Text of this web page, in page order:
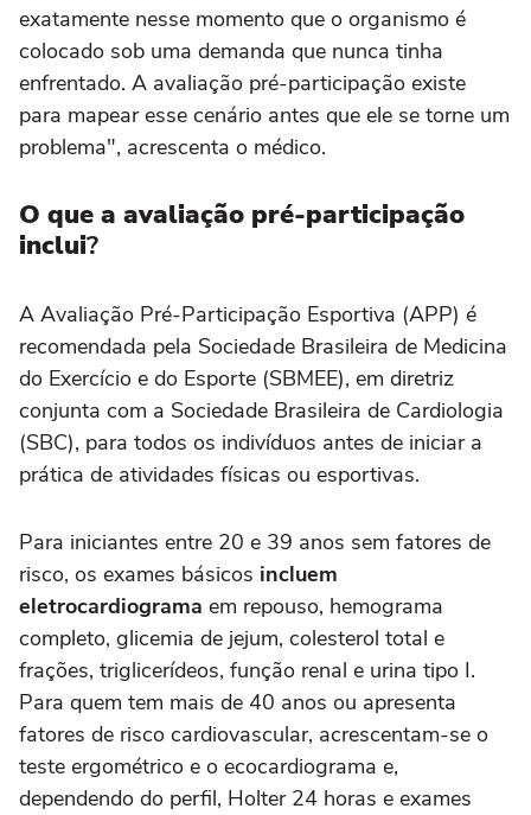
exatamente nesse momento que o organismo é
colocado sob uma demanda que nunca tinha
enfrentado. A avaliação pré-participação existe
para mapear esse cenário antes que ele se torne um
problema", acrescenta o médico.
O que a avaliação pré-participação
inclui?
A Avaliação Pré-Participação Esportiva (APP) é
recomendada pela Sociedade Brasileira de Medicina
do Exercício e do Esporte (SBMEE), em diretriz
conjunta com a Sociedade Brasileira de Cardiologia
(SBC), para todos os indivíduos antes de iniciar a
prática de atividades físicas ou esportivas.
Para iniciantes entre 20 e 39 anos sem fatores de
risco, os exames básicos incluem
eletrocardiograma em repouso, hemograma
completo, glicemia de jejum, colesterol total e
frações, triglicerídeos, função renal e urina tipo I.
Para quem tem mais de 40 anos ou apresenta
fatores de risco cardiovascular, acrescentam-se o
teste ergométrico e o ecocardiograma e,
dependendo do perfil, Holter 24 horas e exames